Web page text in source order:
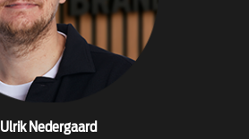
Ulrik Nedergaard